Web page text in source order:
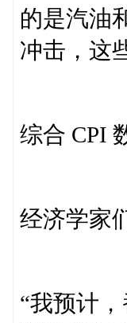
的是汽油
冲击，这
综合 CPI
经济学家
“我预计